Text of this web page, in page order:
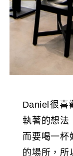
Daniel很喜
執著的想法
而要喝一杯
的場所，所